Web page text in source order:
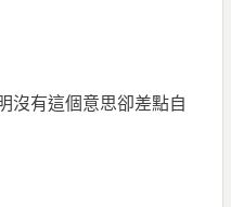
沒有這個意思卻差點自